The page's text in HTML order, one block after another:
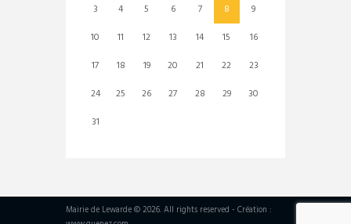
3
4 5 6 7 8
9
10
11 12 13 14 15
16
17
18 19 20 21 22
23
24
25 26 27 28 29
30
31
Mairie de Lewarde © 2026. All rights reserved - Création :